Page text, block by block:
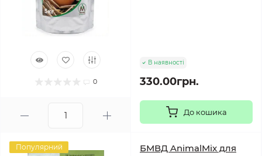
0
В наявності
330.00грн.
До кошика
Популярний
БМВД AnimalMix для